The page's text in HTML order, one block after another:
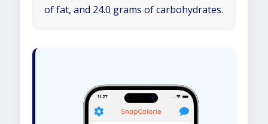
of fat, and 24.0 grams of carbohydrates.